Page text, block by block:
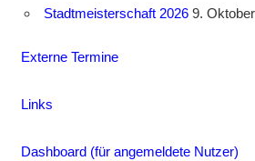
Stadtmeisterschaft 2026 9.
Externe Termine
Links
Dashboard (für angemeldete Nutzer)